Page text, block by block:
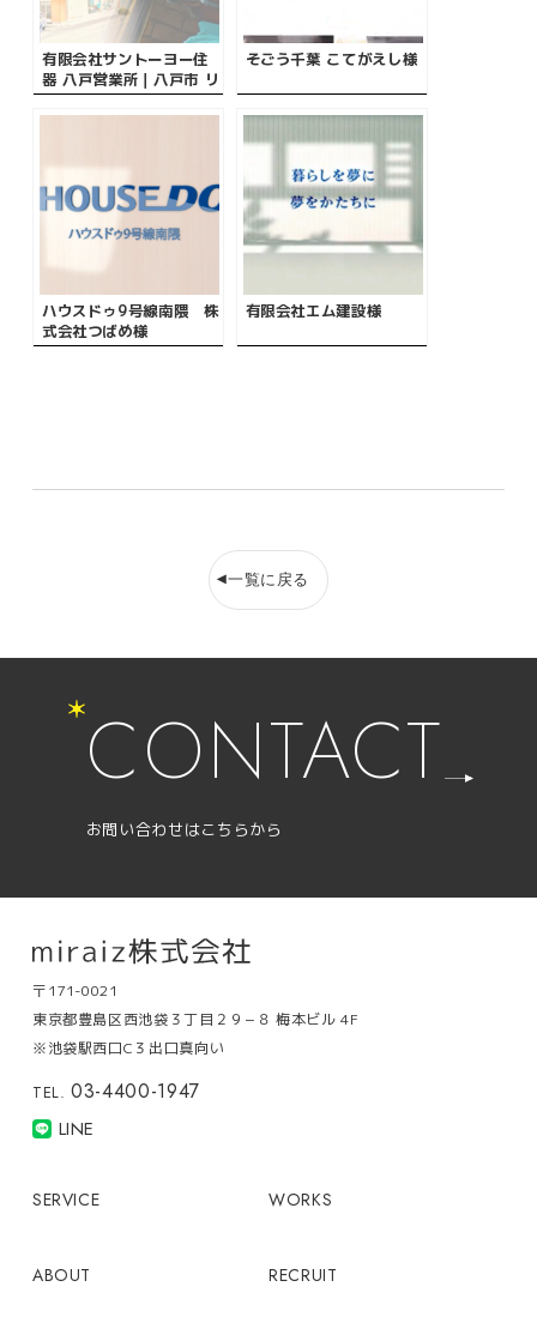
有限会社サントーヨー住
器 八戸営業所｜八戸市 リ
フォーム様
そごう千葉 こてがえし様
ハウスドゥ9号線南隈 株
式会社つばめ様
有限会社エム建設様
一覧に戻る
CONTACT
お問い合わせはこちらから
〒171-0021
東京都豊島区西池袋３丁目２９−８ 梅本ビル 4F
※池袋駅西口C３出口真向い
TEL. 03-4400-1947
LINE
SERVICE WORKS
ABOUT RECRUIT